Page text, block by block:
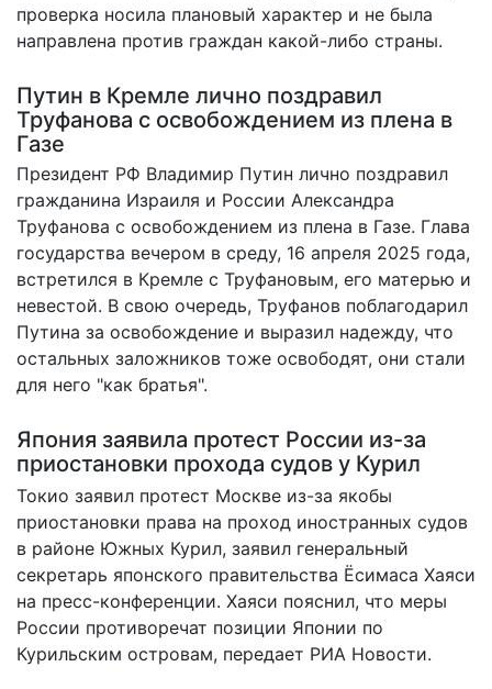
проверка носила плановый характер и не была
направлена против граждан какой-либо страны.
Путин в Кремле лично поздравил
Труфанова с освобождением из плена в
Газе
Президент РФ Владимир Путин лично поздравил
гражданина Израиля и России Александра
Труфанова с освобождением из плена в Газе. Глава
государства вечером в среду, 16 апреля 2025 года,
встретился в Кремле с Труфановым, его матерью и
невестой. В свою очередь, Труфанов поблагодарил
Путина за освобождение и выразил надежду, что
остальных заложников тоже освободят, они стали
для него "как братья".
Япония заявила протест России из-за
приостановки прохода судов у Курил
Токио заявил протест Москве из-за якобы
приостановки права на проход иностранных судов
в районе Южных Курил, заявил генеральный
секретарь японского правительства Ёсимаса Хаяси
на пресс-конференции. Хаяси пояснил, что меры
России противоречат позиции Японии по
Курильским островам, передает РИА Новости.